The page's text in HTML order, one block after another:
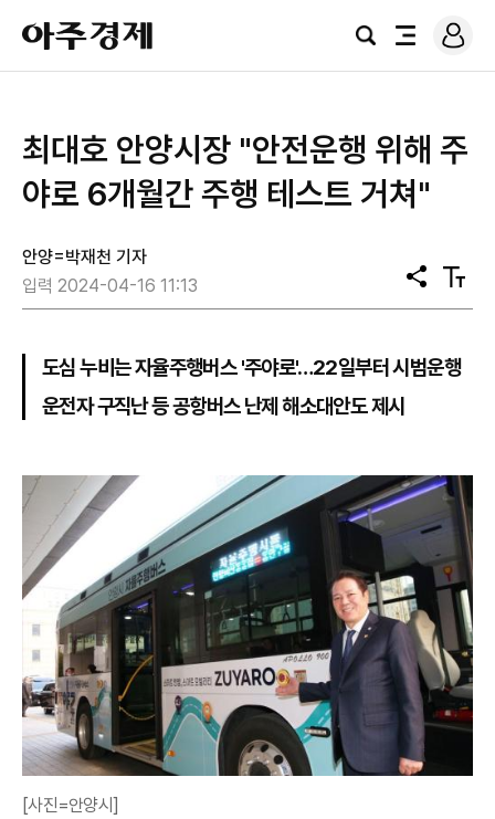
아
주
경
검
전
로
그
최대호 안양시장 "안전운행 위해 주
야로 6개월간 주행 테스트 거쳐"
안양=박재천 기자
입력 2024-04-16 11:13
공
유
텍
스
기
도심 누비는 자율주행버스 '주야로'…22일부터 시범운행
운전자 구직난 등 공항버스 난제 해소대안도 제시
[사진=안양시]